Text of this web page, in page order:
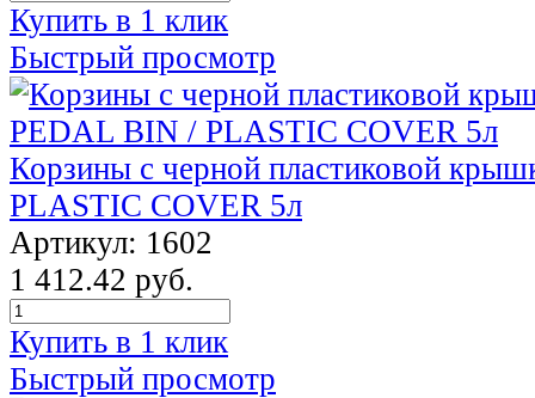
Купить в 1 клик
Быстрый просмотр
Корзины с черной пластиковой
PLASTIC COVER 5л
Артикул: 1602
1 412.42 руб.
Купить в 1 клик
Быстрый просмотр